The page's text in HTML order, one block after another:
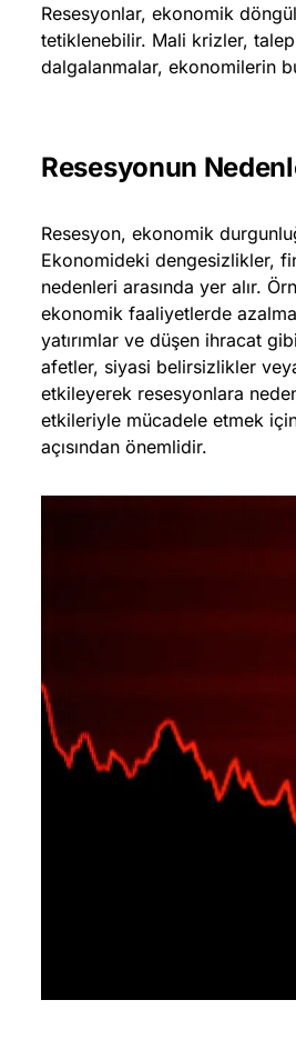
Resesyonlar, ekonomik
tetiklenebilir. Mali krizler,
dalgalanmalar, ekonomilerin
Resesyonun
Resesyon, ekonomik
Ekonomideki dengesizlikler,
nedenleri arasında yer alır.
ekonomik faaliyetlerde
yatırımlar ve düşen ihracat
afetler, siyasi belirsizlikler
etkileyerek resesyonlara
etkileriyle mücadele etmek
açısından önemlidir.